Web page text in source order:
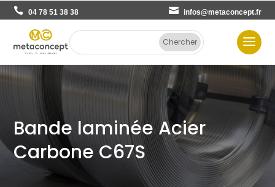
04 78 51 38 38 infos@metaconcept.fr
Bande laminée Acier
Carbone C67S